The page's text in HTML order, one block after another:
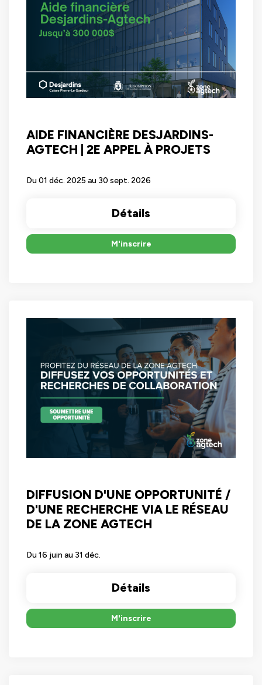
AIDE FINANCIÈRE DESJARDINS-
AGTECH | 2E APPEL À PROJETS
Du 01 déc. 2025 au 30 sept. 2026
Détails
M'inscrire
DIFFUSION D'UNE OPPORTUNITÉ /
D'UNE RECHERCHE VIA LE RÉSEAU
DE LA ZONE AGTECH
Du 16 juin au 31 déc.
Détails
M'inscrire